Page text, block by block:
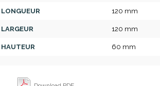
LONGUEUR 120 mm
LARGEUR 120 mm
HAUTEUR 60 mm